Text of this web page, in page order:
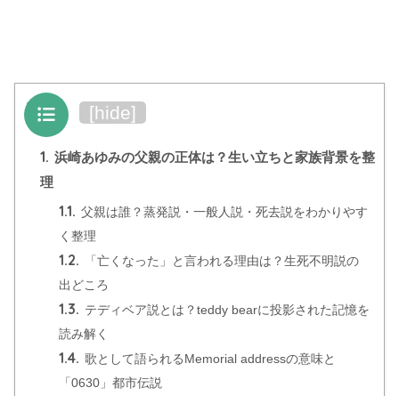
目次 [hide]
1. 浜崎あゆみの父親の正体は？生い立ちと家族背景を整
理
1.1. 父親は誰？蒸発説・一般人説・死去説をわかりやす
く整理
1.2.
「亡くなった」と言われる理由は？生死不明説の
出どころ
1.3. テディベア説とは？teddy bearに投影された記憶を
読み解く
1.4. 歌として語られるMemorial addressの意味と
「0630」都市伝説